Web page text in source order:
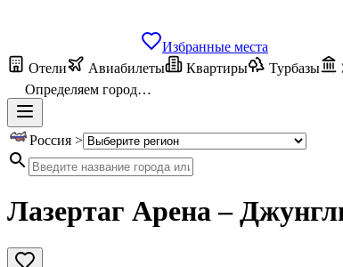
Избранные места
Отели
Авиабилеты Квартиры Турбазы
Определяем город…
Россия >
Лазертаг Арена –